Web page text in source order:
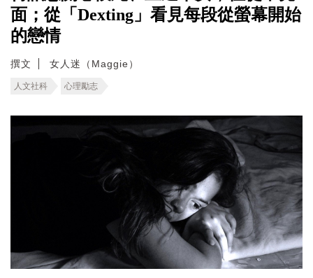
面；從「Dexting」看見每段從螢幕開始
的戀情
撰文 女人迷（Maggie）
人文社科 心理勵志